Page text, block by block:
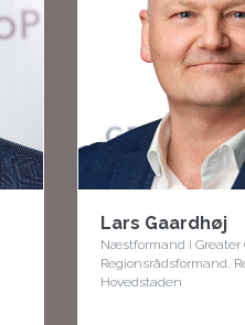
Lars Gaardhøj
Næstformand i Greater
Regionsrådsformand,
Hovedstaden